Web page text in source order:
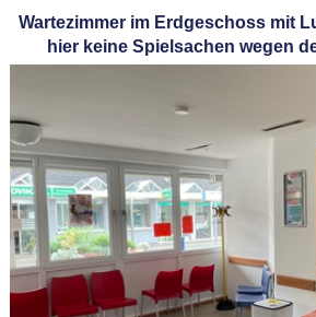
Wartezimmer im Erdgeschoss mit
hier keine Spielsachen wegen